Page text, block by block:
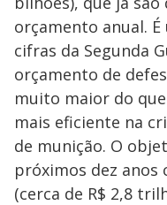
orçamento anual.
cifras da Segunda
orçamento de
muito maior do que
mais eficiente na
de munição. O
próximos dez anos
(cerca de R$ 2,8